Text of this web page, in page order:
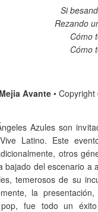
Si
Rezando
Cómo
Cómo
Avante•
Azules son
Latino. Este
otros
bajado del escenario a
temerosos de su
la
fue todo un